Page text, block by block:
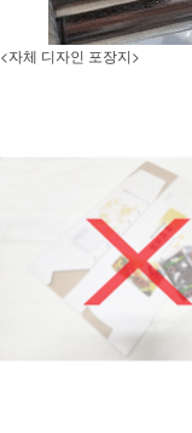
<자체 디자인 포장지>